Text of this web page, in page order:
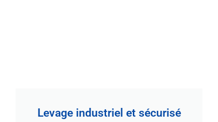
Levage industriel et sécurisé